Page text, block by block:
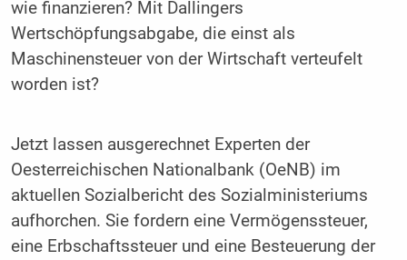
wie finanzieren? Mit Dallingers
Wertschöpfungsabgabe, die einst als
Maschinensteuer von der Wirtschaft verteufelt
worden ist?
Jetzt lassen ausgerechnet Experten der
Oesterreichischen Nationalbank (OeNB) im
aktuellen Sozialbericht des Sozialministeriums
aufhorchen. Sie fordern eine Vermögenssteuer,
eine Erbschaftssteuer und eine Besteuerung der